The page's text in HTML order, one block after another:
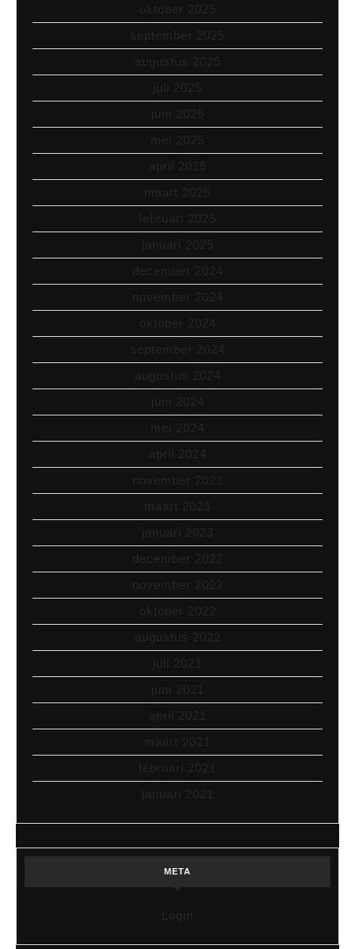
oktober 2025
september 2025
augustus 2025
juli 2025
juni 2025
mei 2025
april 2025
maart 2025
februari 2025
januari 2025
december 2024
november 2024
oktober 2024
september 2024
augustus 2024
juni 2024
mei 2024
april 2024
november 2023
maart 2023
januari 2023
december 2022
november 2022
oktober 2022
augustus 2022
juli 2021
juni 2021
april 2021
maart 2021
februari 2021
januari 2021
META
Login